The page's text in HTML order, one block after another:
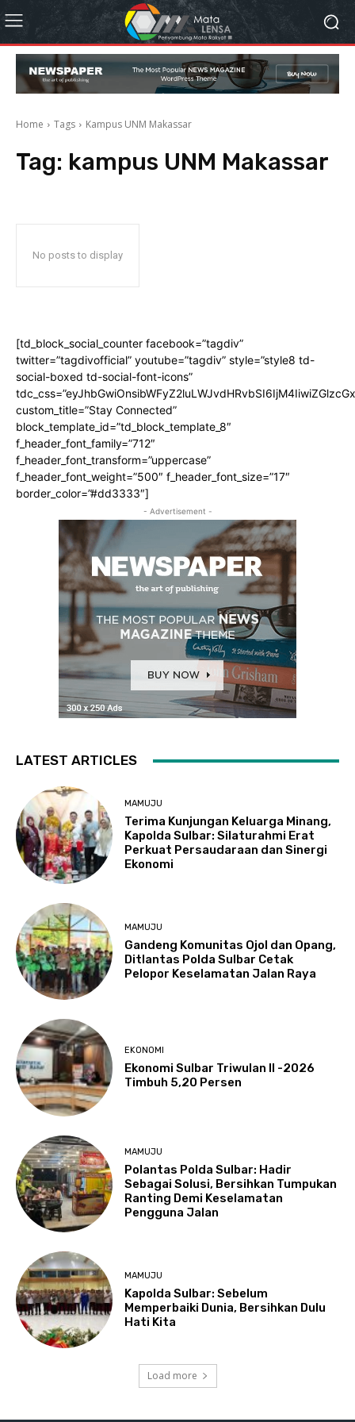
Home Tags Kampus UNM Makassar
Tag: kampus UNM Makassar
No posts to display
[td_block_social_counter facebook=”tagdiv”
twitter=”tagdivofficial” youtube=”tagdiv” style=”style8 td-
social-boxed td-social-font-icons”
custom_title=”Stay Connected”
block_template_id=”td_block_template_8″
f_header_font_family=”712″
f_header_font_transform=”uppercase”
f_header_font_weight=”500″ f_header_font_size=”17″
border_color=”#dd3333″]
- Advertisement -
LATEST ARTICLES
MAMUJU
Terima Kunjungan Keluarga Minang,
Kapolda Sulbar: Silaturahmi Erat
Perkuat Persaudaraan dan Sinergi
Ekonomi
MAMUJU
Gandeng Komunitas Ojol dan Opang,
Ditlantas Polda Sulbar Cetak
Pelopor Keselamatan Jalan Raya
EKONOMI
Ekonomi Sulbar Triwulan II -2026
Timbuh 5,20 Persen
MAMUJU
Polantas Polda Sulbar: Hadir
Sebagai Solusi, Bersihkan Tumpukan
Ranting Demi Keselamatan
Pengguna Jalan
MAMUJU
Kapolda Sulbar: Sebelum
Memperbaiki Dunia, Bersihkan Dulu
Hati Kita
Load more